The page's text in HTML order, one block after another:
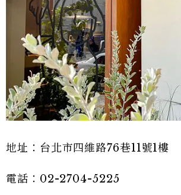
地址：台北市四維路76巷11號1樓
電話：02-2704-5225